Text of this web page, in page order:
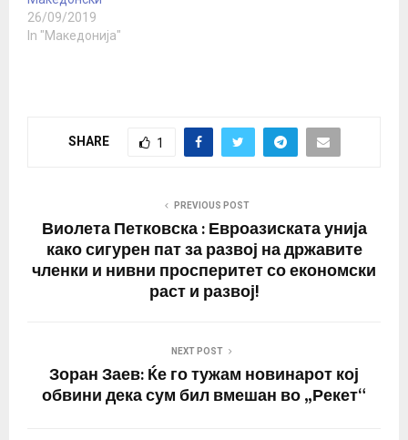
26/09/2019
In "Македонија"
SHARE 1
PREVIOUS POST
Виолета Петковска : Евроазиската унија
како сигурен пат за развој на државите
членки и нивни просперитет со економски
раст и развој!
NEXT POST
Зоран Заев: Ќе го тужам новинарот кој
обвини дека сум бил вмешан во „Рекет“